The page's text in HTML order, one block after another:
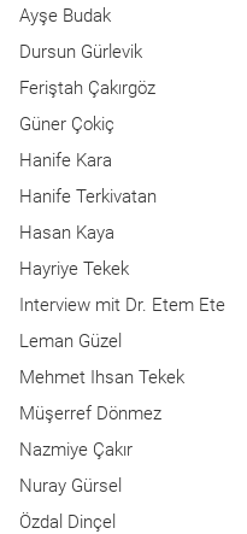
Ayşe Budak
Dursun Gürlevik
Feriştah Çakırgöz
Güner Çokiç
Hanife Kara
Hanife Terkivatan
Hasan Kaya
Hayriye Tekek
Interview mit Dr. Etem Ete
Leman Güzel
Mehmet Ihsan Tekek
Müşerref Dönmez
Nazmiye Çakır
Nuray Gürsel
Özdal Dinçel